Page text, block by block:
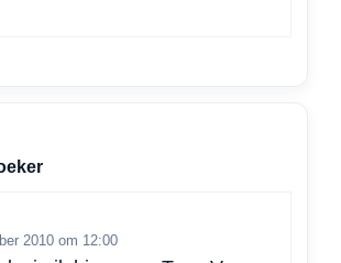
2010 om 12:00